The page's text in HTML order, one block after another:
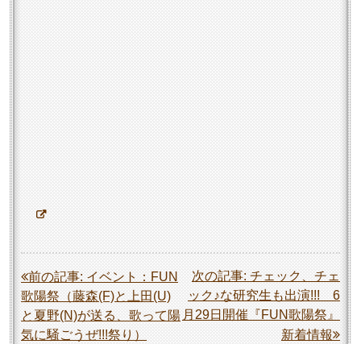
投
稿
ナ
前の記事: イベント：FUN
歌陽祭（藤森(F)と上田(U)
と夏野(N)が送る、歌って陽
気に騒ごうぜ!!!祭り）
次の記事: チェック、チェ
ック♪な研究生も出演!!! 6
月29日開催『FUN歌陽祭』
新着情報